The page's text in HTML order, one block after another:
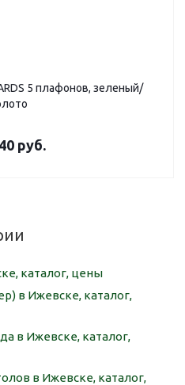
5 плафонов, зеленый/
руб.
каталог, цены
в Ижевске, каталог,
в Ижевске, каталог,
в Ижевске, каталог,